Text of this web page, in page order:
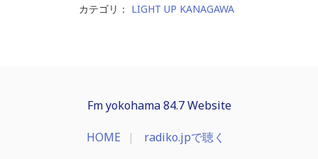
カテゴリ： LIGHT UP KANAGAWA
Fm yokohama 84.7 Website
HOME radiko.jpで聴く